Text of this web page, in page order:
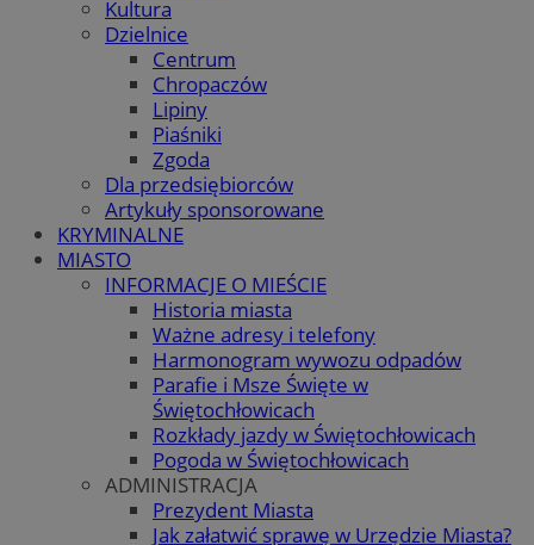
Kultura
Dzielnice
Centrum
Chropaczów
Lipiny
Piaśniki
Zgoda
Dla przedsiębiorców
Artykuły sponsorowane
KRYMINALNE
MIASTO
INFORMACJE O MIEŚCIE
Historia miasta
Ważne adresy i telefony
Harmonogram wywozu odpadów
Parafie i Msze Święte w
Świętochłowicach
Rozkłady jazdy w Świętochłowicach
Pogoda w Świętochłowicach
ADMINISTRACJA
Prezydent Miasta
Jak załatwić sprawę w Urzędzie Miasta?